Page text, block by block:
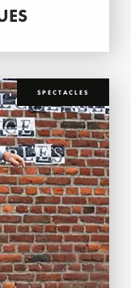
SPECTACLES